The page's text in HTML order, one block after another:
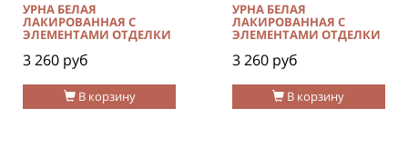
В корзину
УРНА БЕЛАЯ
ЛАКИРОВАННАЯ С
ЭЛЕМЕНТАМИ ОТДЕЛКИ
3 260 руб
В корзину
УРНА БЕЛАЯ
ЛАКИРОВАННАЯ С
ЭЛЕМЕНТАМИ ОТДЕЛКИ
3 260 руб